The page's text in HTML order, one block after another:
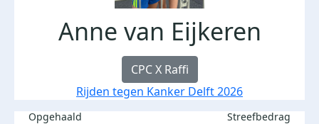
Anne van Eijkeren
CPC X Raffi
Rijden tegen Kanker Delft 2026
Opgehaald Streefbedrag